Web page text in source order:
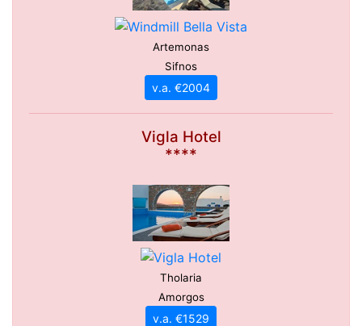
Artemonas
Sifnos
v.a. €2004
Vigla Hotel
****
Tholaria
Amorgos
v.a. €1529